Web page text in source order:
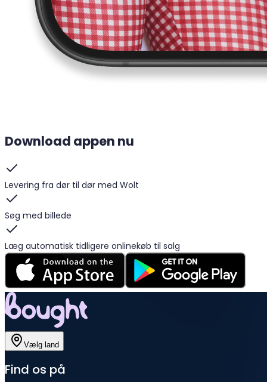
Download appen nu
Levering fra dør til dør med Wolt
Søg med billede
Læg automatisk tidligere onlinekøb til salg
Vælg land
Find os på